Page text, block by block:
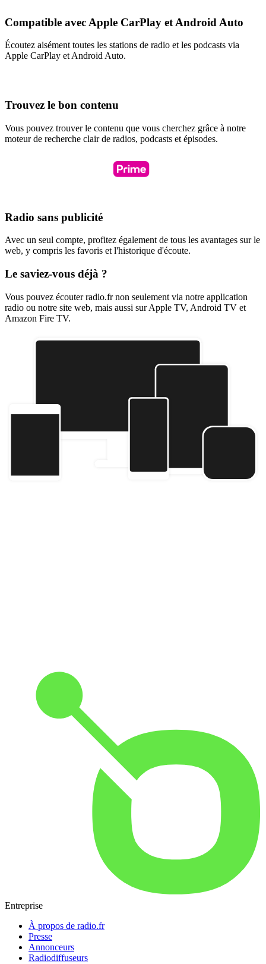
Compatible avec Apple CarPlay et Android Auto
Écoutez aisément toutes les stations de radio et les podcasts via
Apple CarPlay et Android Auto.
Trouvez le bon contenu
Vous pouvez trouver le contenu que vous cherchez grâce à notre
moteur de recherche clair de radios, podcasts et épisodes.
Radio sans publicité
Avec un seul compte, profitez également de tous les avantages sur le
web, y compris les favoris et l'historique d'écoute.
Le saviez-vous déjà ?
Vous pouvez écouter radio.fr non seulement via notre application
radio ou notre site web, mais aussi sur Apple TV, Android TV et
Amazon Fire TV.
Entreprise
À propos de radio.fr
Presse
Annonceurs
Radiodiffuseurs